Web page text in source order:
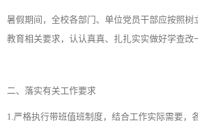
暑假期间，全校各部门、单位党员干部应按照树
教育相关要求，认认真真、扎扎实实做好学查改
二、落实有关工作要求
1.严格执行带班值班制度，结合工作实际需要，